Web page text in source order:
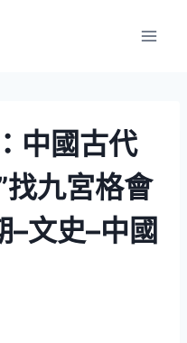
中國古代
找九宮格會
文史–中國